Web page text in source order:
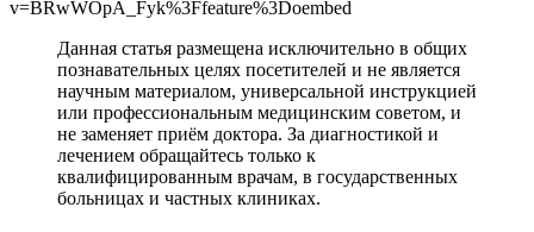
v=BRwWOpA_Fyk%3Ffeature%3Doembed
Данная статья размещена исключительно в общих
познавательных целях посетителей и не является
научным материалом, универсальной инструкцией
или профессиональным медицинским советом, и
не заменяет приём доктора. За диагностикой и
лечением обращайтесь только к
квалифицированным врачам, в государственных
больницах и частных клиниках.